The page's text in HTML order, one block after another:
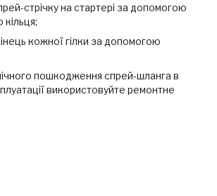
стрічку на стартері за допомогою
кільця;
кожної гілки за допомогою
пошкодження спрей-шланга в
використовуйте ремонтне